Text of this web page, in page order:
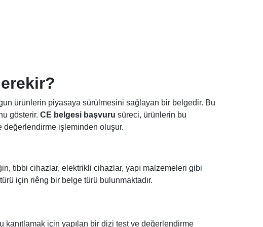
ürünlerin piyasaya sürülmesini sağlayan bir belgedir. Bu
gösterir. CE belgesi başvuru süreci, ürünlerin bu
değerlendirme işleminden oluşur.
tıbbi cihazlar, elektrikli cihazlar, yapı malzemeleri gibi
için riêng bir belge türü bulunmaktadır.
için yapılan bir dizi test ve değerlendirme